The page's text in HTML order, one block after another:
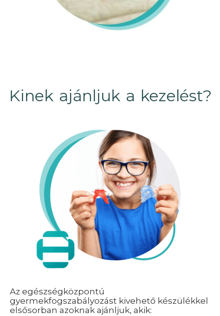
Kinek ajánljuk a kezelést?
Az egészségközpontú
gyermekfogszabályozást kivehető készülékkel
elsősorban azoknak ajánljuk, akik: